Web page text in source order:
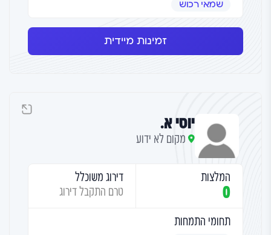
שמאי רכוש
זמינות מיידית
יוסי א.
מקום לא ידוע
המלצות
0
דירוג משוכלל
טרם התקבל דירוג
תחומי התמחות